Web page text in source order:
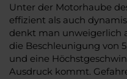
Unter der Motorhaube
effizient als auch
denkt man unweigerlich
die Beschleunigung von
und eine
Ausdruck kommt.